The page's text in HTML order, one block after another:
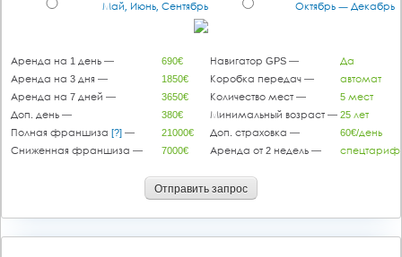
Май, Июнь, Сентябрь Октябрь — Декабрь
Аренда на 1 день —
Аренда на 3 дня —
Аренда на 7 дней —
Доп. день —
Полная франшиза [?] —
Сниженная франшиза —
690€
1850€
3650€
380€
21000€
7000€
Навигатор GPS —
Коробка передач —
Количество мест —
Минимальный возраст —
Доп. страховка —
Аренда от 2 недель —
Да
автомат
5 мест
25 лет
60€/день
спецтариф
Отправить запрос